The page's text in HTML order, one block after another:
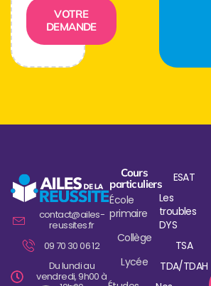
VOTRE
DEMANDE
contact@ailes-
reussites.fr
09 70 30 06 12
Du lundi au
vendredi, 9h00 à
Cours
particuliers
École
primaire
Collège
Lycée
ESAT
Les
troubles
DYS
TSA
TDA/TDAH